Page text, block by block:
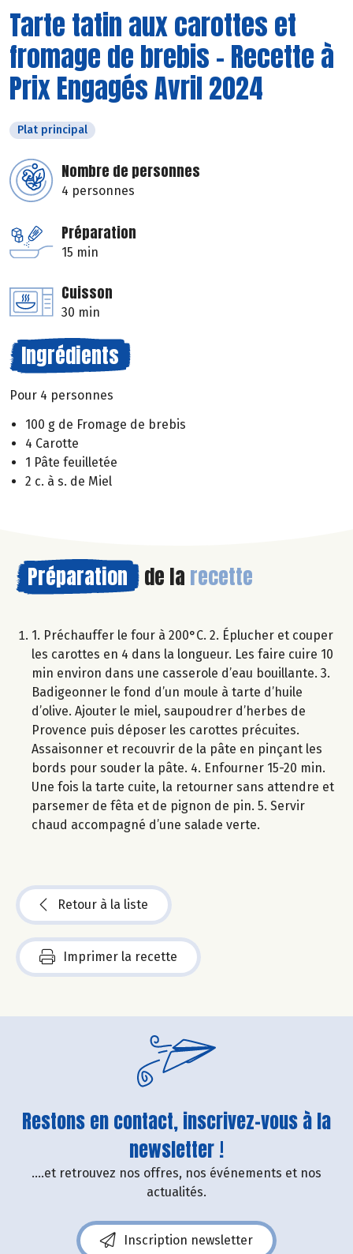
Tarte tatin aux carottes et
fromage de brebis - Recette à
Prix Engagés Avril 2024
Plat principal
Nombre de personnes
4 personnes
Préparation
15 min
Cuisson
30 min
Ingrédients
Pour 4 personnes
100 g de Fromage de brebis
4 Carotte
1 Pâte feuilletée
2 c. à s. de Miel
Préparation de la recette
1. Préchauffer le four à 200°C. 2. Éplucher et couper
les carottes en 4 dans la longueur. Les faire cuire 10
min environ dans une casserole d’eau bouillante. 3.
Badigeonner le fond d’un moule à tarte d’huile
d’olive. Ajouter le miel, saupoudrer d’herbes de
Provence puis déposer les carottes précuites.
Assaisonner et recouvrir de la pâte en pinçant les
bords pour souder la pâte. 4. Enfourner 15-20 min.
Une fois la tarte cuite, la retourner sans attendre et
parsemer de fêta et de pignon de pin. 5. Servir
chaud accompagné d’une salade verte.
Retour à la liste
Imprimer la recette
Restons en contact, inscrivez-vous à la
newsletter !
....et retrouvez nos offres, nos événements et nos
actualités.
Inscription newsletter